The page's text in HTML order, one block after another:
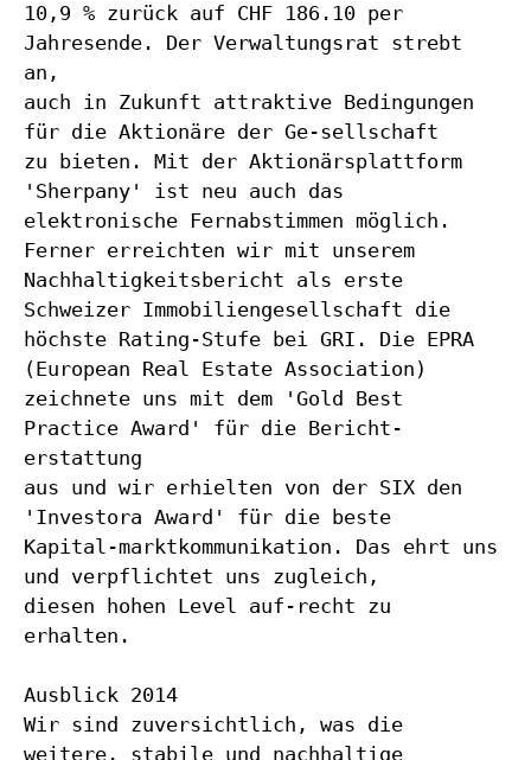
10,9 % zurück auf CHF 186.10 per
Jahresende. Der Verwaltungsrat strebt
an,
auch in Zukunft attraktive Bedingungen
für die Aktionäre der Ge-sellschaft
zu bieten. Mit der Aktionärsplattform
'Sherpany' ist neu auch das
elektronische Fernabstimmen möglich.
Ferner erreichten wir mit unserem
Nachhaltigkeitsbericht als erste
Schweizer Immobiliengesellschaft die
höchste Rating-Stufe bei GRI. Die EPRA
(European Real Estate Association)
zeichnete uns mit dem 'Gold Best
Practice Award' für die Bericht-
erstattung
aus und wir erhielten von der SIX den
'Investora Award' für die beste
Kapital-marktkommunikation. Das ehrt uns
und verpflichtet uns zugleich,
diesen hohen Level auf-recht zu
erhalten.
Ausblick 2014
Wir sind zuversichtlich, was die
weitere, stabile und nachhaltige